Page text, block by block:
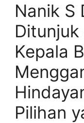
Nanik S
Kepala
Pilihan